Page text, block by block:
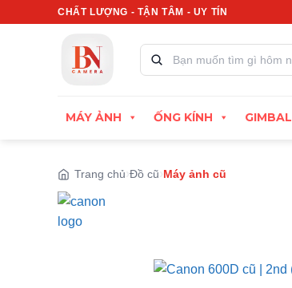
CHẤT LƯỢNG - TẬN TÂM - UY TÍNXuất hóa đơn VAT đầy đủ
kiếm
MÁY ẢNH ỐNG KÍNH GIMBAL
Trang chủ Đồ cũ Máy ảnh cũ